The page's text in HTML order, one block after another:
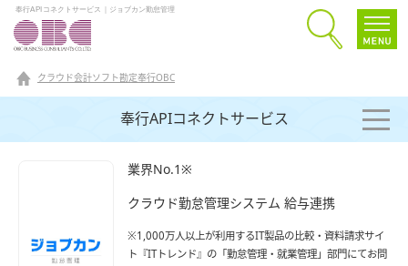
奉行APIコネクトサービス｜ジョブカン勤怠管理
クラウド会計ソフト勘定奉行OBC
奉行APIコネクトサービス
業界No.1※
クラウド勤怠管理システム 給与連携
※1,000万人以上が利用するIT製品の比較・資料請求サイ
ト『ITトレンド』の「勤怠管理・就業管理」部門にてお問